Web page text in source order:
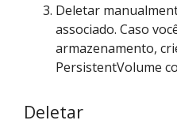
Deletar
associado. Caso
armazenamento,
PersistentVolume
Deletar